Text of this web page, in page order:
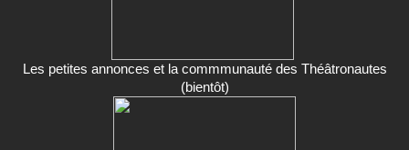
Les petites annonces et la commmunauté des Théâtronautes
(bientôt)